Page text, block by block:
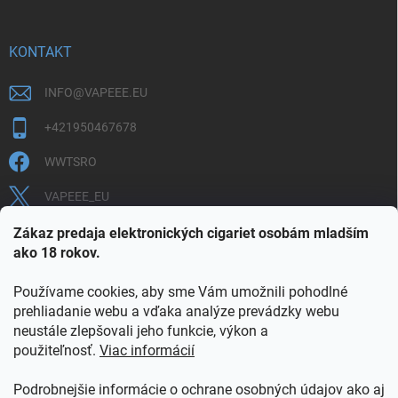
Zákaz predaja elektronických cigariet osobám mladším
ako 18 rokov.
Používame cookies, aby sme Vám umožnili pohodlné
prehliadanie webu a vďaka analýze prevádzky webu
neustále zlepšovali jeho funkcie, výkon a
použiteľnosť. Viac informácií
Podrobnejšie informácie o ochrane osobných údajov ako aj
KONTAKT
INFO@VAPEEE.EU
+421950467678
WWTSRO
VAPEEE_EU
VAPEEE.EU
COOKIES
OBCHODNÉ PODMIENKY